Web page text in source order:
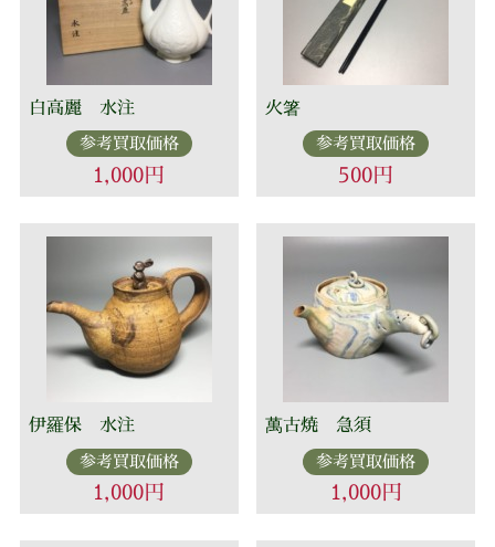
白高麗 水注
参考買取価格
1,000円
火箸
参考買取価格
500円
伊羅保 水注
参考買取価格
1,000円
萬古焼 急須
参考買取価格
1,000円